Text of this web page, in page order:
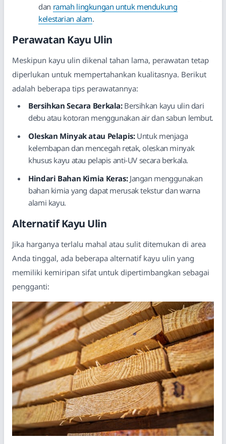
dan ramah lingkungan untuk mendukung
kelestarian alam.
Perawatan Kayu Ulin
Meskipun kayu ulin dikenal tahan lama, perawatan tetap
diperlukan untuk mempertahankan kualitasnya. Berikut
adalah beberapa tips perawatannya:
Bersihkan Secara Berkala:Bersihkan kayu ulin dari
debu atau kotoran menggunakan air dan sabun lembut.
Oleskan Minyak atau Pelapis:Untuk menjaga
kelembapan dan mencegah retak, oleskan minyak
khusus kayu atau pelapis anti-UV secara berkala.
Hindari Bahan Kimia Keras:Jangan menggunakan
bahan kimia yang dapat merusak tekstur dan warna
alami kayu.
Alternatif Kayu Ulin
Jika harganya terlalu mahal atau sulit ditemukan di area
Anda tinggal, ada beberapa alternatif kayu ulin yang
memiliki kemiripan sifat untuk dipertimbangkan sebagai
pengganti: